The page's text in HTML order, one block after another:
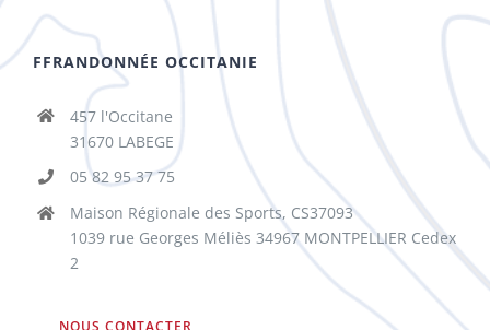
FFRANDONNÉE OCCITANIE
457 l'Occitane
31670 LABEGE
05 82 95 37 75
Maison Régionale des Sports, CS37093
1039 rue Georges Méliès 34967 MONTPELLIER Cedex
2
NOUS CONTACTER